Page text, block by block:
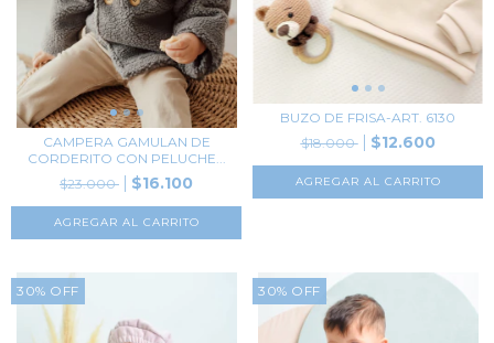
CAMPERA GAMULAN DE
CORDERITO CON PELUCHE...
$23.000
$16.100
AGREGAR AL CARRITO
BUZO DE FRISA-ART. 6130
$18.000
$12.600
AGREGAR AL CARRITO
30% OFF 30% OFF